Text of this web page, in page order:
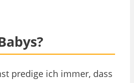
predige ich immer, dass